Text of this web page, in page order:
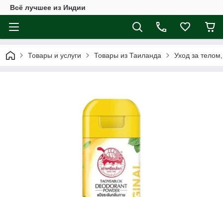
Всё лучшее из Индии
Товары и услуги Товары из Таиланда Уход за